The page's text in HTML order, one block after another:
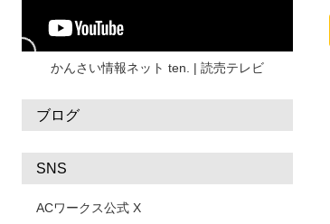
スケジュール
かんさい情報ネット ten. | 読売テレビ
ブログ
SNS
ACワークス公式 X